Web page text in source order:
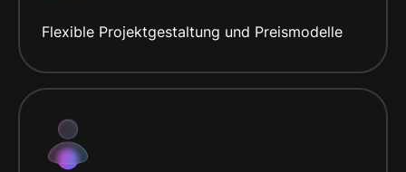
Flexible Projektgestaltung und Preismodelle